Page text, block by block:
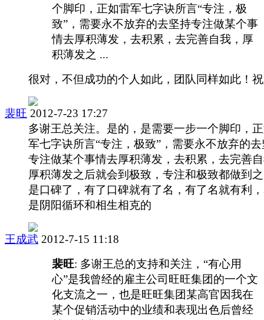
个脚印，正如雷军七字诀所言“专注，极
致”，需要永不放弃的去坚持专注做某个事
情去厚积薄发，去积累，去完善自我，厚
积薄发之 ...
很对，不但成功的个人如此，团队同样如此！
裴旺 2012-7-23 17:27
多谢王总关注。是的，是需要一步一个脚印，
军七字诀所言“专注，极致”，需要永不放弃的
专注做某个事情去厚积薄发，去积累，去完善
厚积薄发之后就会到极致，专注和极致都做到
是口碑了，有了口碑就有了名，有了名就有利
是阴阳循环和相生相克的
王成武 2012-7-15 11:18
裴旺: 多谢王总的支持和关注，“有心用
心”是我曾经的雇主公司旺旺集团的一个文
化支流之一，也是旺旺集团某高官因我在
某个促销活动中的业绩和表现出色后曾经